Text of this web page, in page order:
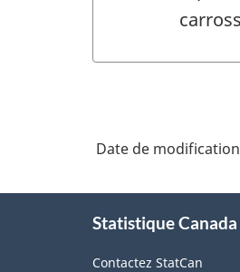
Date de
Statistique Canada
Contactez StatCan